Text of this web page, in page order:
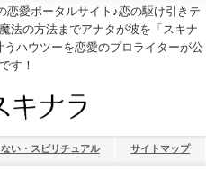
恋愛ポータルサイト♪恋の駆け引きテ
法の方法までアナタが彼を「スキナ
ハウツーを恋愛のプロライターが公
す！
い・スピリチュアル サイトマップ